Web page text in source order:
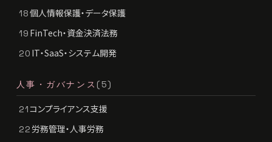
18個人情報保護・データ保護
19 FinTech・資金決済法務
20 IT・SaaS・システム開発
人事・ガバナンス (5)
21コンプライアンス支援
22 労務管理・人事労務